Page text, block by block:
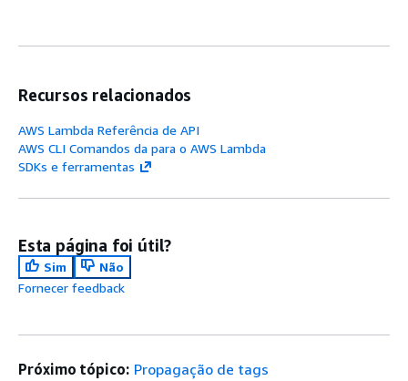
Recursos relacionados
AWS Lambda Referência de API
AWS CLI Comandos da para o AWS Lambda
SDKs e ferramentas
Esta página foi útil?
Sim
Não
Fornecer feedback
Próximo tópico: Propagação de tags